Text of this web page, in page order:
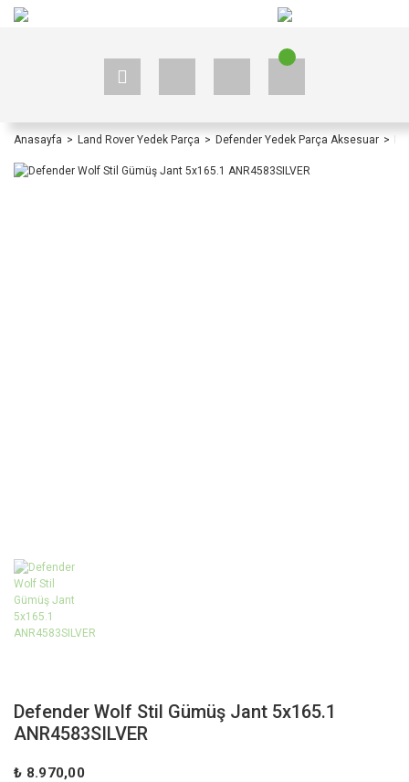
Anasayfa Land Rover Yedek Parça Defender Yedek Parça Aksesuar
Defender Wolf Stil Gümüş Jant 5x165.1
ANR4583SILVER
₺ 8.970,00